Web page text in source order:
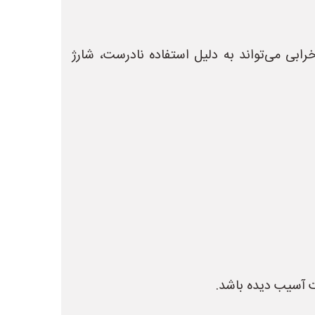
می‌تواند به دلیل استفاده نادرست، شارژ
آسیب دیده باشد.